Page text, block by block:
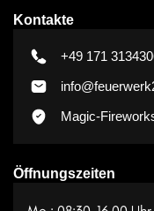
Kontakte
+49 171
Magic-
Öffnungszeiten